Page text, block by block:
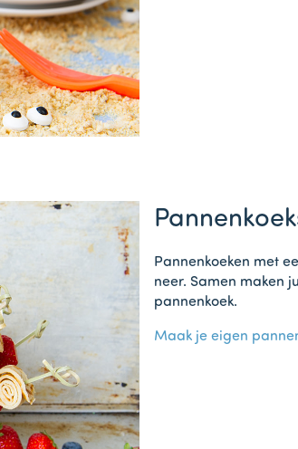
Pannenkoeken met
neer. Samen maken
pannenkoek.
Maak je eigen